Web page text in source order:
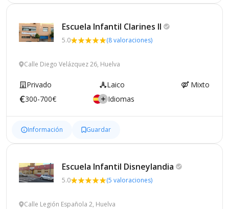
Escuela Infantil Clarines II
5.0 (8 valoraciones)
Calle Diego Velázquez 26, Huelva
Privado Laico
Mixto
300-700€
Idiomas
Información Guardar
Escuela Infantil Disneylandia
5.0 (5 valoraciones)
Calle Legión Española 2, Huelva